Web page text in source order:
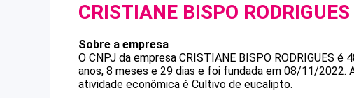
CRISTIANE BISPO RODRIGUES
Sobre a empresa
O CNPJ da empresa CRISTIANE BISPO RODRIGUES é
anos, 8 meses e 29 dias e foi fundada em 08/11/2022.
atividade econômica é Cultivo de eucalipto.